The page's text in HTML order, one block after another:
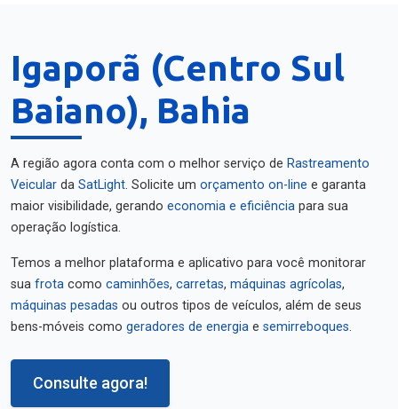
Igaporã (Centro Sul
Baiano), Bahia
A região agora conta com o melhor serviço de Rastreamento
Veicular da SatLight. Solicite um orçamento on-line e garanta
maior visibilidade, gerando economia e eficiência para sua
operação logística.
Temos a melhor plataforma e aplicativo para você monitorar
sua frota como caminhões, carretas, máquinas agrícolas,
máquinas pesadas ou outros tipos de veículos, além de seus
bens-móveis como geradores de energia e semirreboques.
Consulte agora!